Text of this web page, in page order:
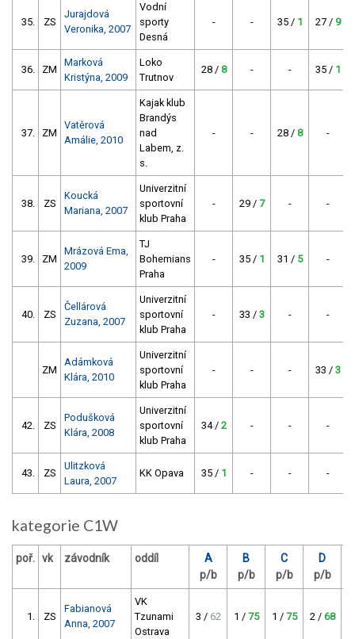
35. ZS
Jurajdová
Veronika, 2007
Vodní
sporty
Desná
- - 35 / 1 27 / 9
36. ZM
Marková
Kristýna, 2009
Loko
Trutnov
28 / 8 - - 35 / 1
37. ZM
Vatěrová
Amálie, 2010
Kajak klub
Brandýs
nad
Labem, z.
s.
- - 28 / 8 -
38. ZS
Koucká
Mariana, 2007
Univerzitní
sportovní
klub Praha
- 29 / 7 - -
39. ZM
Mrázová Ema,
2009
TJ
Bohemians
Praha
- 35 / 1 31 / 5 -
40. ZS
Čellárová
Zuzana, 2007
Univerzitní
sportovní
klub Praha
- 33 / 3 - -
ZM
Adámková
Klára, 2010
Univerzitní
sportovní
klub Praha
- - - 33 / 3
42. ZS
Podušková
Klára, 2008
Univerzitní
sportovní
klub Praha
34 / 2 - - -
43. ZS
Ulitzková
Laura, 2007
KK Opava 35 / 1 - - -
kategorie C1W
poř. vk závodník oddíl
A
p/b
B
p/b
C
p/b
D
p/b
1. ZS
Fabianová
Anna, 2007
VK
Tzunami
Ostrava
3 / 62 1 / 75 1 / 75 2 / 68